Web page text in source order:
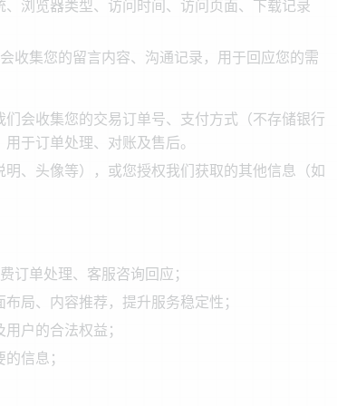
浏览器类型、访问时间、访问页面、下载记录
收集您的留言内容、沟通记录，用于回应您的需
会收集您的交易订单号、支付方式（不存储银行
于订单处理、对账及售后。
、头像等），或您授权我们获取的其他信息（如
订单处理、客服咨询回应；
局、内容推荐，提升服务稳定性；
户的合法权益；
信息；